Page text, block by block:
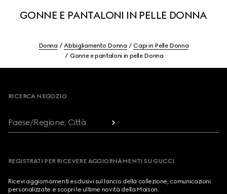
GONNE E PANTALONI IN PELLE DONNA
Donna Abbigliamento Donna
Capi in Pelle Donna
Gonne e pantaloni in pelle Donna
RICERCA NEGOZIO
Paese/Regione, Città
REGISTRATI PER RICEVERE AGGIORNAMENTI SU GUCCI
Ricevi aggiornamenti esclusivi sul lancio della collezione, comunicazioni
personalizzate e scopri le ultime novità della Maison.